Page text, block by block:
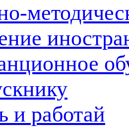
и работай